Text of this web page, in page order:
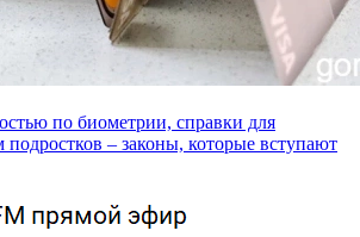
по биометрии, справки для
подростков – законы, которые вступают